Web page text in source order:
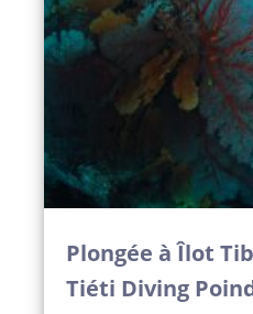
Plongée à Îlot
Tiéti Diving